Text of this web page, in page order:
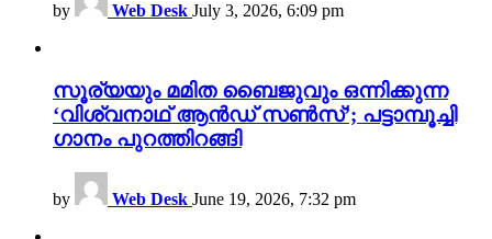
by Web Desk July 3, 2026, 6:09 pm
സൂര്യയും മമിത ബൈജുവും ഒന്നിക്കുന്ന
‘വിശ്വനാഥ് ആൻഡ് സൺസ്’; പട്ടാമ്പൂച്ചി
ഗാനം പുറത്തിറങ്ങി
by Web Desk June 19, 2026, 7:32 pm